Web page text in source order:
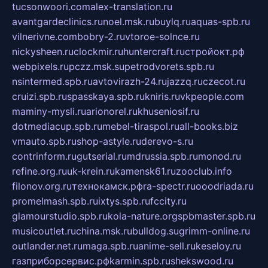
tucsonwoori.comalex-translation.ru
avantgardeclinics.runoel.msk.rubuylq.ruaquas-spb.ru
vilnerivne.combobry-2.ruvtoroe-solnce.ru
nickysheen.ruclockmir.ruhuntercraft.ruстройокт.рф
webpixels.rupczz.msk.supetrodvorets.spb.ru
nsintermed.spb.ruavtovirazh-24.rujazzq.ruczecot.ru
cruizi.spb.ruspasskaya.spb.rukniris.ruvkpeople.com
maminy-mysli.ruarionorel.rukhuseniosif.ru
dotmediacup.spb.rumebel-tiraspol.ruall-books.biz
vmauto.spb.rushop-astyle.ruderevo-s.ru
contrinform.rugutserial.rumdrussia.spb.rumonod.ru
refine.org.ruuk-krein.rukamensk61.ruzooclub.info
filonov.org.ruтехнокамск.рфra-spectr.ruooodriada.ru
promelmash.spb.ruixtys.spb.rufccity.ru
glamourstudio.spb.rukola-nature.orgspbmaster.spb.ru
musicoutlet.ruchina.msk.rubulldog.sugrimm-online.ru
outlander.net.rumaga.spb.ruanime-sell.rukeseloy.ru
газприборсервис.рфkarmin.spb.rushekswood.ru